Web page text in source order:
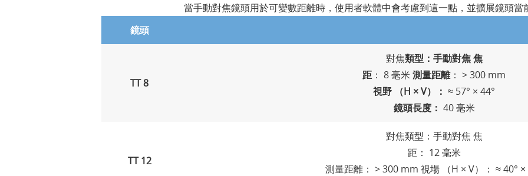
當手動對焦鏡頭用於可變數距離時，使用者軟體中會考慮到這一點，並擴展鏡頭當
鏡頭
TT 8
對焦類型：手動對焦 焦
距 ： 8 毫米 測量距離： > 300 mm
視野 （H × V）： ≈ 57° × 44°
鏡頭長度： 40 毫米
TT 12
對焦類型：手動對焦 焦
距： 12 毫米
測量距離： > 300 mm 視場 （H × V）： ≈ 40° ×